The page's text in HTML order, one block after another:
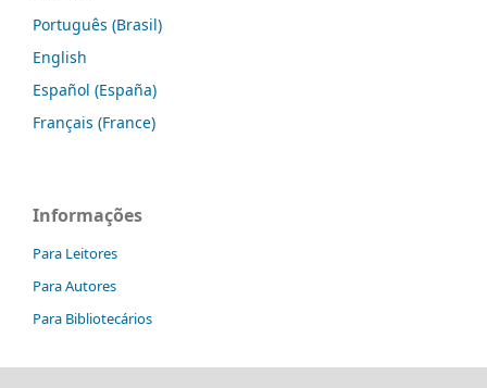
Português (Brasil)
English
Español (España)
Français (France)
Informações
Para Leitores
Para Autores
Para Bibliotecários